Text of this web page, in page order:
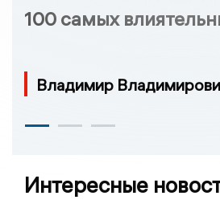
100 самых
Владимир
Интересные